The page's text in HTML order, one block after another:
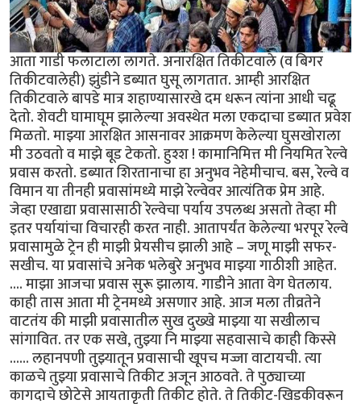
आता गाडी फलाटाला लागते. अनारक्षित तिकीटवाले (व बिगर
तिकीटवालेही) झुंडीने डब्यात घुसू लागतात. आम्ही आरक्षित
तिकीटवाले बापडे मात्र शहाण्यासारखे दम धरून त्यांना आधी चढू
देतो. शेवटी घामाघूम झालेल्या अवस्थेत मला एकदाचा डब्यात प्रवेश
मिळतो. माझ्या आरक्षित आसनावर आक्रमण केलेल्या घुसखोराला
मी उठवतो व माझे बूड टेकतो. हुश्श ! कामानिमित्त मी नियमित रेल्वे
प्रवास करतो. डब्यात शिरतानाचा हा अनुभव नेहेमीचाच. बस, रेल्वे व
विमान या तीनही प्रवासांमध्ये माझे रेल्वेवर आत्यंतिक प्रेम आहे.
जेव्हा एखाद्या प्रवासासाठी रेल्वेचा पर्याय उपलब्ध असतो तेव्हा मी
इतर पर्यायांचा विचारही करत नाही. आतापर्यंत केलेल्या भरपूर रेल्वे
प्रवासामुळे ट्रेन ही माझी प्रेयसीच झाली आहे – जणू माझी सफर-
सखीच. या प्रवासांचे अनेक भलेबुरे अनुभव माझ्या गाठीशी आहेत.
.... माझा आजचा प्रवास सुरू झालाय. गाडीने आता वेग घेतलाय.
काही तास आता मी ट्रेनमध्ये असणार आहे. आज मला तीव्रतेने
वाटतंय की माझी प्रवासातील सुख दुख्खे माझ्या या सखीलाच
सांगावित. तर एक सखे, तुझ्या नि माझ्या सहवासाचे काही किस्से
...... लहानपणी तुझ्यातून प्रवासाची खूपच मज्जा वाटायची. त्या
काळचे तुझ्या प्रवासाचे तिकीट अजून आठवते. ते पुठ्याच्या
कागदाचे छोटेसे आयताकृती तिकीट होते. ते तिकीट-खिडकीवरून